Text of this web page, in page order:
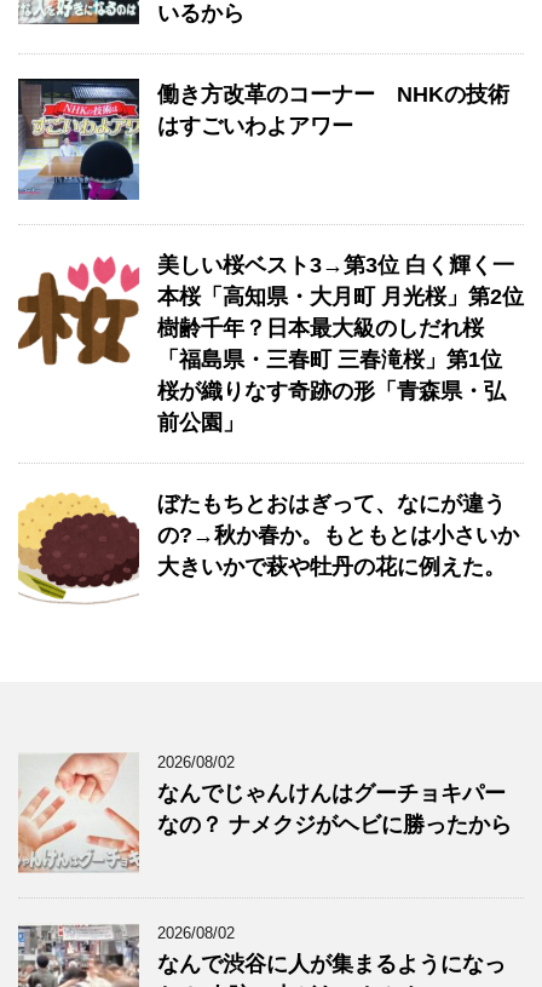
いるから
働き方改革のコーナー NHKの技術
はすごいわよアワー
美しい桜ベスト3→第3位 白く輝く一
本桜「高知県・大月町 月光桜」第2位
樹齢千年？日本最大級のしだれ桜
「福島県・三春町 三春滝桜」第1位
桜が織りなす奇跡の形「青森県・弘
前公園」
ぼたもちとおはぎって、なにが違う
の?→秋か春か。もともとは小さいか
大きいかで萩や牡丹の花に例えた。
2026/08/02
なんでじゃんけんはグーチョキパー
なの？ ナメクジがヘビに勝ったから
2026/08/02
なんで渋谷に人が集まるようになっ